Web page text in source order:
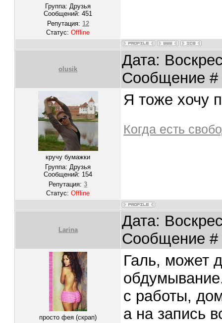
Группа: Друзья
Сообщений:451
Репутация: 12
Статус:Offline
olusik
Дата:
Сообщение
кручу бумажки
Группа: Друзья
Сообщений: 154
Репутация:3
Статус:Offline
Я тоже хочу
Когда есть
Larina
Дата:
Сообщение
просто фея (скрап)
Галь, может
с работы,
а на запись